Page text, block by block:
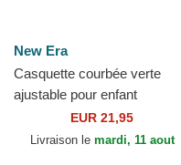
New Era
Casquette courbée verte
ajustable pour enfant
9FORTY The League Boston
Celtics NBA New Era
EUR 21,95
Livraison le mardi, 11 aout